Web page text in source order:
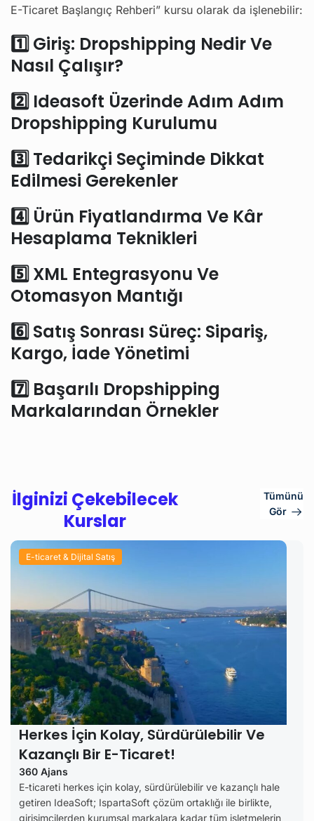
E-Ticaret Başlangıç Rehberi” kursu olarak da işlenebilir:
1️⃣ Giriş: Dropshipping Nedir Ve
Nasıl Çalışır?
2️⃣ Ideasoft Üzerinde Adım Adım
Dropshipping Kurulumu
3️⃣ Tedarikçi Seçiminde Dikkat
Edilmesi Gerekenler
4️⃣ Ürün Fiyatlandırma Ve Kâr
Hesaplama Teknikleri
5️⃣ XML Entegrasyonu Ve
Otomasyon Mantığı
6️⃣ Satış Sonrası Süreç: Sipariş,
Kargo, İade Yönetimi
7️⃣ Başarılı Dropshipping
Markalarından Örnekler
İlginizi Çekebilecek
Kurslar
Tümünü
Gör
E-ticaret & Dijital Satış
Herkes İçin Kolay, Sürdürülebilir Ve
Kazançlı Bir E-Ticaret!
360 Ajans
E-ticareti herkes için kolay, sürdürülebilir ve kazançlı hale
getiren IdeaSoft; IspartaSoft çözüm ortaklığı ile birlikte,
girişimcilerden kurumsal markalara kadar tüm işletmelerin